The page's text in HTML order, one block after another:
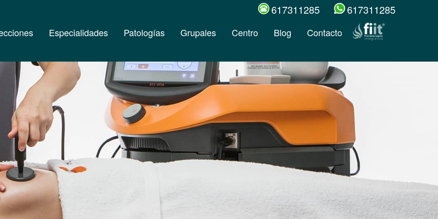
617311285 617311285
Especialidades Patologías Grupales Centro Blog Contacto